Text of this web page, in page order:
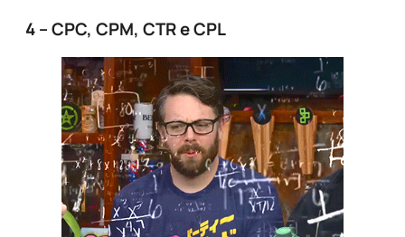
4 – CPC, CPM, CTR e CPL